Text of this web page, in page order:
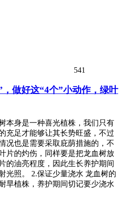
541
做好这“4个”小动作，绿叶
本身是一种喜光植株，我们只有
充足才能够让其长势旺盛，不过
况也是需要采取庇荫措施的，不
片的灼伤，同样要是把龙血树放
的油亮程度，因此生长养护期间
光照。 2.保证少量浇水 龙血树的
旱植株，养护期间切记要少浇水